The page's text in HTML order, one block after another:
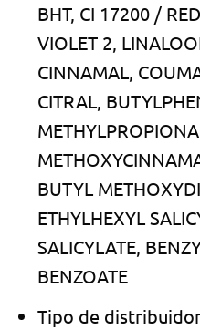
BHT, CI 17200 /
VIOLET 2,
CINNAMAL,
CITRAL,
BUTYL
ETHYLHEXYL
SALICYLATE,
BENZOATE
Tipo de